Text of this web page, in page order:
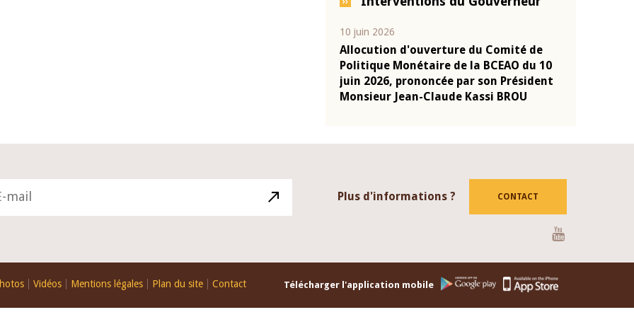
04 mars 2026
Allocution d'ouverture du Comité de
Politique Monétaire de la BCEAO du 4
mars 2026, prononcée par son Président
Monsieur Jean-Claude Kassi BROU
Plus d'informations ? CONTACT
Vidéos Mentions légales Plan du site Contact Télécharger l'application mobile